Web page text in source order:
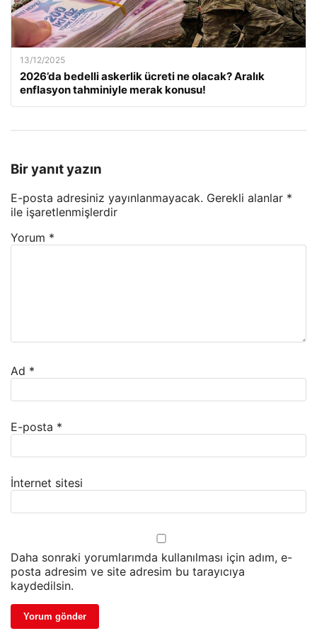
13/12/2025
2026’da bedelli askerlik ücreti ne olacak? Aralık
enflasyon tahminiyle merak konusu!
Bir yanıt yazın
E-posta adresiniz yayınlanmayacak. Gerekli alanlar *
ile işaretlenmişlerdir
Yorum *
Ad *
E-posta *
İnternet sitesi
Daha sonraki yorumlarımda kullanılması için adım, e-
posta adresim ve site adresim bu tarayıcıya
kaydedilsin.